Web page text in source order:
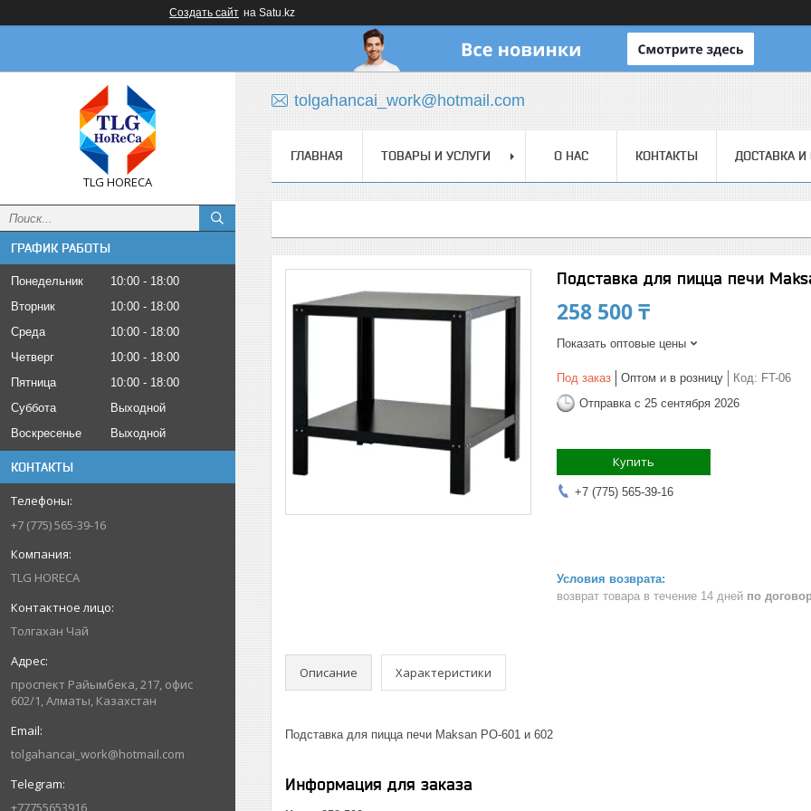
Создать сайт на Satu.kz
TLG HORECA
ГРАФИК РАБОТЫ
Понедельник 10:00
18:00
Вторник
10:00
18:00
Среда
10:00
18:00
Четверг
10:00
18:00
Пятница
10:00
18:00
Суббота
Выходной
Воскресенье
Выходной
КОНТАКТЫ
+7 (775) 565-39-16
TLG HORECA
Толгахан Чай
проспект Райымбека, 217, офис
602/1, Алматы, Казахстан
tolgahancai_work@hotmail.com
+77755653916
tolgahancai_work@hotmail.com
ГЛАВНАЯ ТОВАРЫ И УСЛУГИ О НАС КОНТАКТЫ ДОСТАВКА И
Подставка для пицца печи
258 500 ₸
Показать оптовые цены
Под заказ Оптом и в розницу Код: FT-06
Отправка с 25 сентября 2026
Купить
+7 (775) 565-39-16
возврат товара в течение 14 дней по
Описание Характеристики
Подставка для пицца печи Maksan PO-601 и 602
Информация для заказа